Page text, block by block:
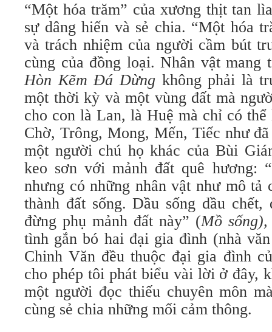
“Một hóa trăm” của xương thịt tan
sự dâng hiến và sẻ chia. “Một hóa
và trách nhiệm của người cầm bút
cùng của đồng loại. Nhân vật
Hòn Kẽm Đá Dừng không phải là
một thời kỳ và một vùng đất mà
cho con là Lan, là Huệ mà chỉ có
Chờ, Trông, Mong, Mến, Tiếc như
một người chú họ khác của Bùi
keo sơn với mảnh đất quê hương:
nhưng có những nhân vật như mô tả
thành đất sống. Dầu sống dầu
đừng phụ mảnh đất này” (Mồ sống),
tình gắn bó hai đại gia đình (nhà
Chinh Văn đều thuộc đại gia đình
cho phép tôi phát biểu vài lời ở đây,
một người đọc thiếu chuyên môn
cùng sẻ chia những mối cảm thông.